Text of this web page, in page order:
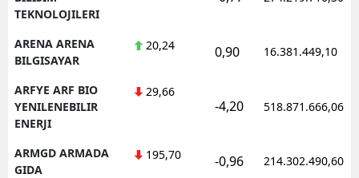
TEKNOLOJILERI
ARENA ARENA
BILGISAYAR
20,24 0,90 16.381.449,10
ARFYE ARF BIO
YENILENEBILIR
ENERJI
29,66
-4,20 518.871.666,06
ARMGD ARMADA
GIDA
195,70 -0,96 214.302.490,60